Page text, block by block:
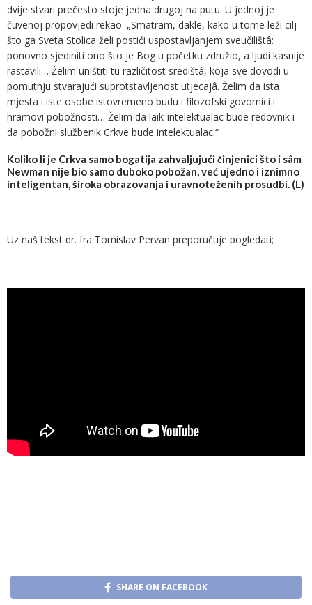
dvije stvari prečesto stoje jedna drugoj na putu. U jednoj je
čuvenoj propovjedi rekao: „Smatram, dakle, kako u tome leži cilj
što ga Sveta Stolica želi postići uspostavljanjem sveučilištâ:
ponovno sjediniti ono što je Bog u početku združio, a ljudi kasnije
rastavili… Želim uništiti tu različitost središtâ, koja sve dovodi u
pomutnju stvarajući suprotstavljenost utjecajâ. Želim da ista
mjesta i iste osobe istovremeno budu i filozofski govornici i
hramovi pobožnosti… Želim da laik-intelektualac bude redovnik i
da pobožni službenik Crkve bude intelektualac.“
Koliko li je Crkva samo bogatija zahvaljujući činjenici što i sâm
Newman nije bio samo duboko pobožan, već ujedno i iznimno
inteligentan, široka obrazovanja i uravnoteženih prosudbi. (L)
Uz naš tekst dr. fra Tomislav Pervan preporučuje pogledati;
SHARE ON FACEBOOK